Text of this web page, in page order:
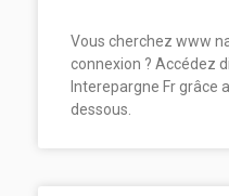
Vous cherchez www
connexion ? Accédez
Interepargne Fr grâce
dessous.